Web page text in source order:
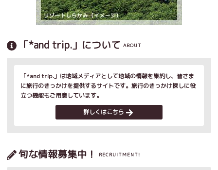
「*and trip.」について ABOUT
「*and trip.」は地域メディアとして地域の情報を集約し、皆さま
に旅行のきっかけを提供するサイトです。旅行のきっかけ探しに役
立つ機能もご用意しています。
詳しくはこちら
旬な情報募集中！ RECRUITMENT!